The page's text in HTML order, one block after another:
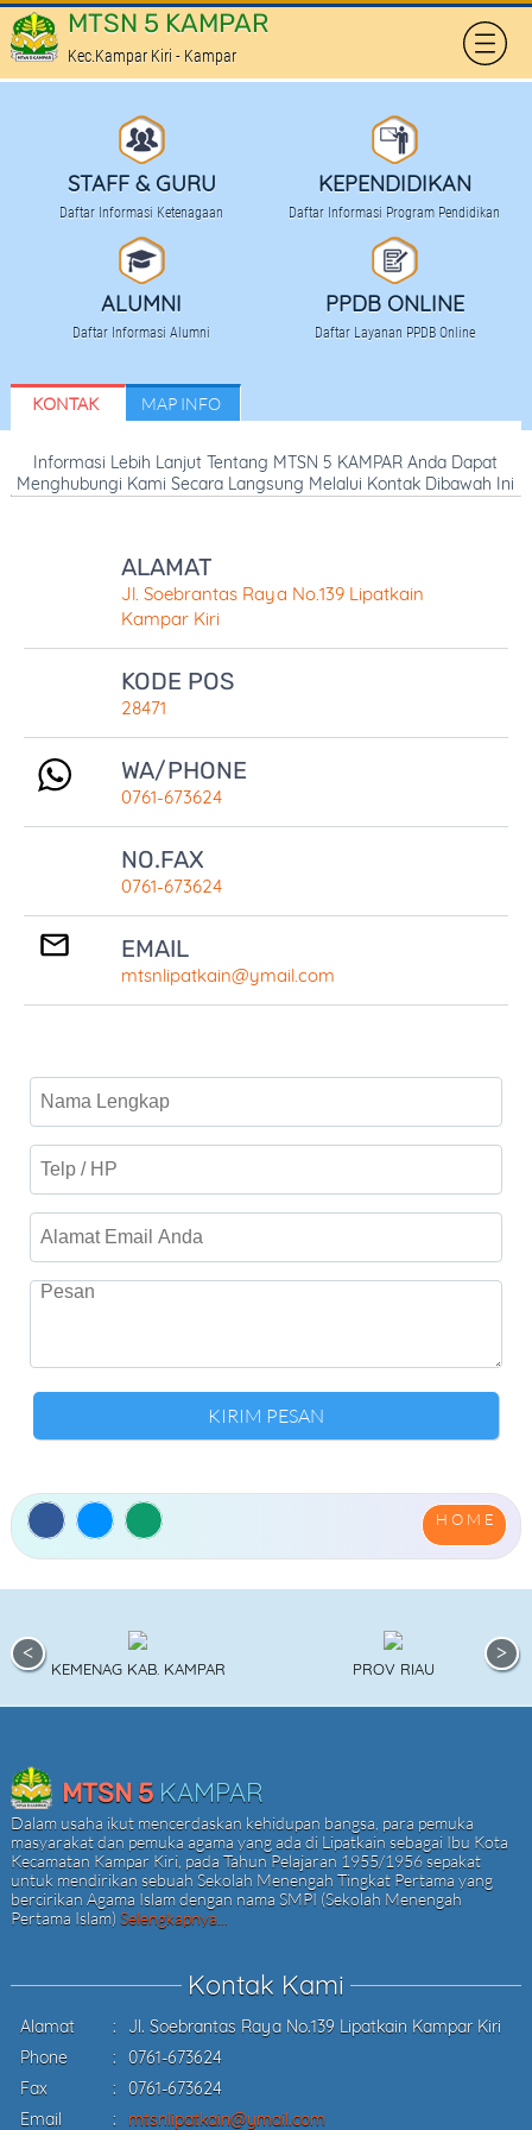
MTSN 5 KAMPAR
Kec.Kampar Kiri - Kampar
SEKAPUR SIRIH
KOMITE SEKOLAH
TATA TERTIB SEKOLAH
FASILITAS
KEPENDIDIKAN
KURIKULUM PENDIDIKAN
JADWAL PELAJARAN
KALENDER AKADEMIS
KETENAGAAN
STAFF & GURU
STRUKTUR ORGANISASI
KESISWAAN
ORGANISASI SISWA
PERKEMBANGAN SISWA
PRESTASI SISWA
EKTRAKURIKULER
BEASISWA
PUBLIKASI
BERITA
OPINI
FOTO GALLERY
VIDEO GALLERY
LINK MASTER
KONTAK
STAFF & GURU
Daftar Informasi Ketenagaan
KEPENDIDIKAN
Daftar Informasi Program Pendidikan
ALUMNI
Daftar Informasi Alumni
PPDB ONLINE
Daftar Layanan PPDB Online
KONTAK MAP INFO
Informasi Lebih Lanjut Tentang MTSN 5 KAMPAR Anda Dapat
Menghubungi Kami Secara Langsung Melalui Kontak Dibawah Ini
ALAMAT
Jl. Soebrantas Raya No.139 Lipatkain
Kampar Kiri
KODE POS
28471
WA/PHONE
0761-673624
NO.FAX
0761-673624
EMAIL
mtsnlipatkain@ymail.com
H O M E
KEMENAG KAB. KAMPAR PROV RIAU
MTSN 5 KAMPAR
Dalam usaha ikut mencerdaskan kehidupan bangsa, para pemuka
masyarakat dan pemuka agama yang ada di Lipatkain sebagai Ibu Kota
Kecamatan Kampar Kiri, pada Tahun Pelajaran 1955/1956 sepakat
untuk mendirikan sebuah Sekolah Menengah Tingkat Pertama yang
bercirikan Agama Islam dengan nama SMPI (Sekolah Menengah
Pertama Islam) Selengkapnya...
Kontak Kami
Alamat :
Jl. Soebrantas Raya No.139 Lipatkain Kampar Kiri
Phone
:
0761-673624
Fax
:
0761-673624
Email
: mtsnlipatkain@ymail.com